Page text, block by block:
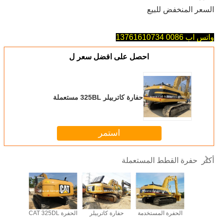
السعر المنخفض للبيع
واتس اب 0086 13761610734
احصل على افضل سعر ل
حفارة كاتربيلر 325BL مستعملة
استمر
أكثر حفرة القطط المستعملة
الحفرة CAT 325DL
حفارة كاتربيلر
الحفرة المستخدمة